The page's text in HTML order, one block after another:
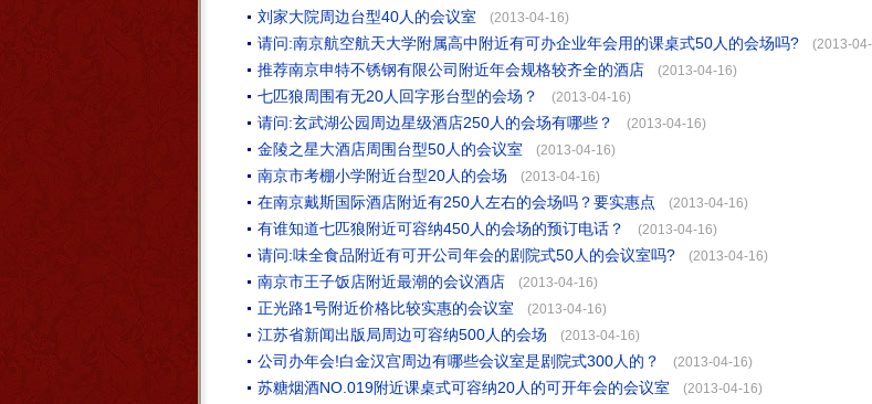
刘家大院周边台型40人的会议室 (2013-04-16)
请问:南京航空航天大学附属高中附近有可办企业年会用的课桌式50人的会场吗? (2013-
推荐南京申特不锈钢有限公司附近年会规格较齐全的酒店 (2013-04-16)
七匹狼周围有无20人回字形台型的会场？ (2013-04-16)
请问:玄武湖公园周边星级酒店250人的会场有哪些？ (2013-04-16)
金陵之星大酒店周围台型50人的会议室 (2013-04-16)
南京市考棚小学附近台型20人的会场 (2013-04-16)
在南京戴斯国际酒店附近有250人左右的会场吗？要实惠点 (2013-04-16)
有谁知道七匹狼附近可容纳450人的会场的预订电话？ (2013-04-16)
请问:味全食品附近有可开公司年会的剧院式50人的会议室吗? (2013-04-16)
南京市王子饭店附近最潮的会议酒店 (2013-04-16)
正光路1号附近价格比较实惠的会议室 (2013-04-16)
江苏省新闻出版局周边可容纳500人的会场 (2013-04-16)
公司办年会!白金汉宫周边有哪些会议室是剧院式300人的？ (2013-04-16)
苏糖烟酒NO.019附近课桌式可容纳20人的可开年会的会议室 (2013-04-16)